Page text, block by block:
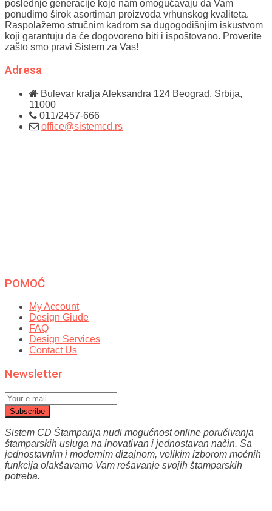
poslednje generacije koje nam omogućavaju da Vam
ponudimo širok asortiman proizvoda vrhunskog kvaliteta.
Raspolažemo stručnim kadrom sa dugogodišnjim iskustvom
koji garantuju da će dogovoreno biti i ispoštovano. Proverite
zašto smo pravi Sistem za Vas!
Adresa
Bulevar kralja Aleksandra 124 Beograd, Srbija,
11000
011/2457-666
office@sistemcd.rs
POMOĆ
My Account
Design Giude
FAQ
Design Services
Contact Us
Newsletter
Subscribe
Sistem CD Štamparija nudi mogućnost online poručivanja
štamparskih usluga na inovativan i jednostavan način. Sa
jednostavnim i modernim dizajnom, velikim izborom moćnih
funkcija olakšavamo Vam rešavanje svojih štamparskih
potreba.